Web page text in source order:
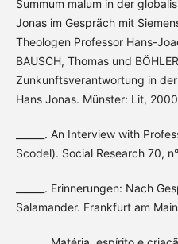
Summum malum in der
Jonas im Gespräch mit
Theologen Professor Hans-
BAUSCH, Thomas und
Zunkunftsverantwortung in
Hans Jonas. Münster: Lit,
______. An Interview with
Scodel). Social Research 70,
______. Erinnerungen: Nach
Salamander. Frankfurt am